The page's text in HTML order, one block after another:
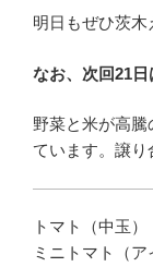
明日もぜひ茨木
なお、次回21日
野菜と米が高
ています。譲り
トマト（中玉）
ミニトマト（ア